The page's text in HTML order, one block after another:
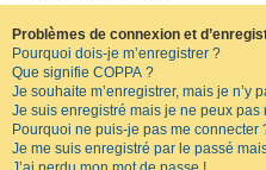
Problèmes de connexion et
Pourquoi dois-je m’enregistrer ?
Que signifie COPPA ?
Je souhaite m’enregistrer, mais je n’y
Je suis enregistré mais je ne peux pas
Pourquoi ne puis-je pas me connecter
Je me suis enregistré par le passé